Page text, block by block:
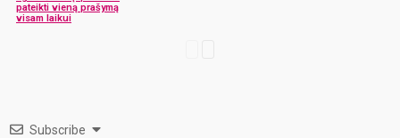
pateikti vieną prašymą
visam laikui
Subscribe